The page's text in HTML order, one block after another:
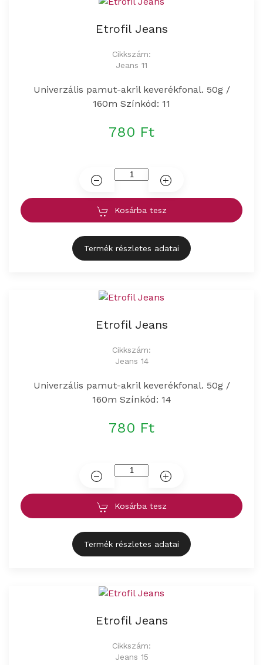
Etrofil Jeans
Cikkszám:
Jeans 11
Univerzális pamut-akril keverékfonal. 50g /
160m Színkód: 11
780 Ft
Kosárba tesz
Termék részletes adatai
Etrofil Jeans
Cikkszám:
Jeans 14
Univerzális pamut-akril keverékfonal. 50g /
160m Színkód: 14
780 Ft
Kosárba tesz
Termék részletes adatai
Etrofil Jeans
Cikkszám:
Jeans 15